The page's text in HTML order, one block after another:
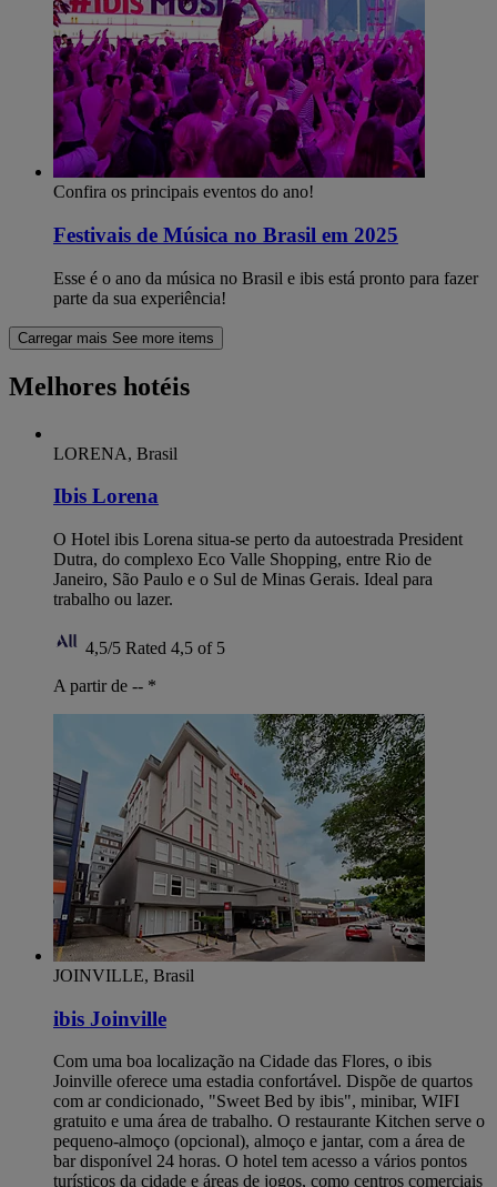
Confira os principais eventos do ano!
Festivais de Música no Brasil em 2025
Esse é o ano da música no Brasil e ibis está pronto para fazer
parte da sua experiência!
Carregar mais See more items
Melhores hotéis
LORENA, Brasil
Ibis Lorena
O Hotel ibis Lorena situa-se perto da autoestrada President
Dutra, do complexo Eco Valle Shopping, entre Rio de
Janeiro, São Paulo e o Sul de Minas Gerais. Ideal para
trabalho ou lazer.
4,5/5 Rated 4,5 of 5
A partir de -- *
JOINVILLE, Brasil
ibis Joinville
Com uma boa localização na Cidade das Flores, o ibis
Joinville oferece uma estadia confortável. Dispõe de quartos
com ar condicionado, "Sweet Bed by ibis", minibar, WIFI
gratuito e uma área de trabalho. O restaurante Kitchen serve o
pequeno-almoço (opcional), almoço e jantar, com a área de
bar disponível 24 horas. O hotel tem acesso a vários pontos
turísticos da cidade e áreas de jogos, como centros comerciais